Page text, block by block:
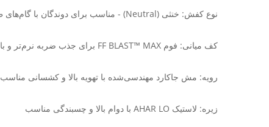
نوع کفش: خنثی (Neutral) - مناسب برای دوندگان با گام‌های طبیعی
کف میانی: فوم FF BLAST™ MAX برای جذب ضربه نرم‌تر و بازگشت انرژی بیشتر
رویه: مش جاکارد مهندسی‌شده با تهویه بالا و کشسانی مناسب
زیره: لاستیک AHAR LO با دوام بالا و چسبندگی مناسب